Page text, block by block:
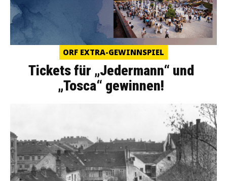
ORF EXTRA-GEWINNSPIEL
Tickets für „Jedermann“ und
„Tosca“ gewinnen!